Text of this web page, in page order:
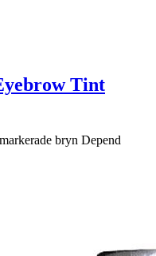
Tint
bryn Depend